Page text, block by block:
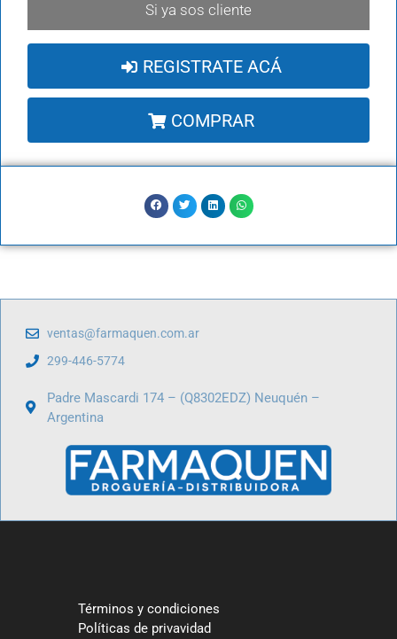
Si ya sos cliente
REGISTRATE ACÁ
COMPRAR
ventas@farmaquen.com.ar
299-446-5774
Padre Mascardi 174 – (Q8302EDZ) Neuquén –
Argentina
Términos y condiciones
Políticas de privavidad